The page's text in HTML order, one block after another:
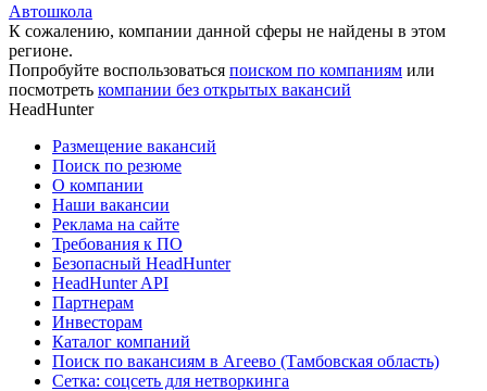
Автошкола
К сожалению, компании данной сферы не найдены в этом
регионе.
Попробуйте воспользоваться поиском по компаниям или
посмотреть компании без открытых вакансий
HeadHunter
Размещение вакансий
Поиск по резюме
О компании
Наши вакансии
Реклама на сайте
Требования к ПО
Безопасный HeadHunter
HeadHunter API
Партнерам
Инвесторам
Каталог компаний
Поиск по вакансиям в Агеево (Тамбовская область)
Сетка: соцсеть для нетворкинга